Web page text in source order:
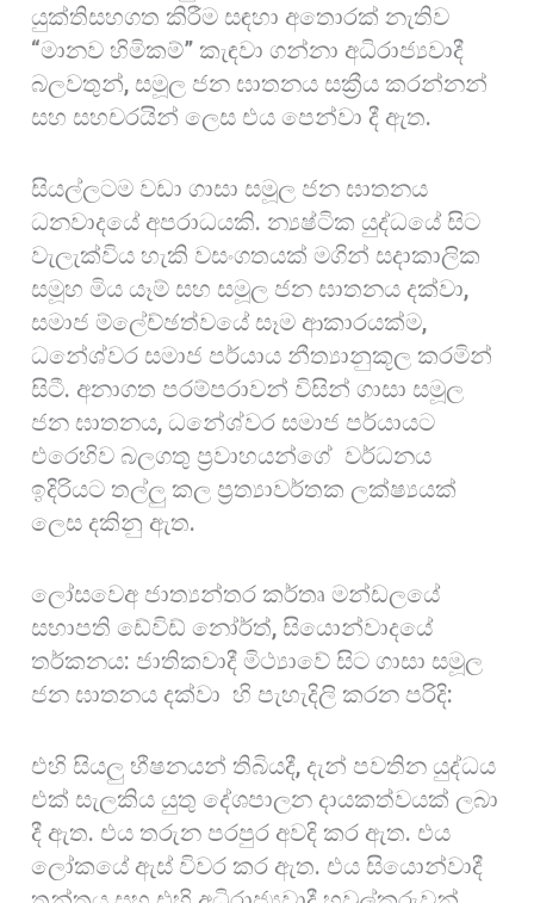
යුක්තිසහගත කිරීම සඳහා අතොරක් නැතිව
“මානව හිමිකම්” කැඳවා ගන්නා අධිරාජ්‍යවාදී
බලවතුන්, සමූල ජන ඝාතනය සක්‍රීය කරන්නන්
සහ සහචරයින් ලෙස එය පෙන්වා දී ඇත.
සියල්ලටම වඩා ගාසා සමූල ජන ඝාතනය
ධනවාදයේ අපරාධයකි. න්‍යෂ්ටික යුද්ධයේ සිට
වැලැක්විය හැකි වසංගතයක් මගින් සදාකාලික
සමූහ මිය යෑම් සහ සමූල ජන ඝාතනය දක්වා,
සමාජ ම්ලේච්ඡත්වයේ සෑම ආකාරයක්ම,
ධනේශ්වර සමාජ පර්යාය නීත්‍යානුකූල කරමින්
සිටී. අනාගත පරම්පරාවන් විසින් ගාසා සමූල
ජන ඝාතනය, ධනේශ්වර සමාජ පර්යායට
එරෙහිව බලගතු ප්‍රවාහයන්ගේ වර්ධනය
ඉදිරියට තල්ලු කල ප්‍රත්‍යාවර්තක ලක්ෂ්‍යයක්
ලෙස දකිනු ඇත.
ලෝසවෙඅ ජාත්‍යන්තර කර්තෘ මන්ඩලයේ
සභාපති ඩේවිඩ් නෝර්ත්, සියොන්වාදයේ
තර්කනය: ජාතිකවාදී මිථ්‍යාවේ සිට ගාසා සමූල
ජන ඝාතනය දක්වා හි පැහැදිලි කරන පරිදි:
එහි සියලු භීෂනයන් තිබියදී, දැන් පවතින යුද්ධය
එක් සැලකිය යුතු දේශපාලන දායකත්වයක් ලබා
දී ඇත. එය තරුන පරපුර අවදි කර ඇත. එය
ලෝකයේ ඇස් විවර කර ඇත. එය සියොන්වාදී